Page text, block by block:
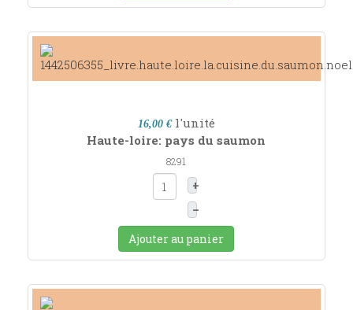
16,00 € l'unité
Haute-loire: pays du saumon
8291
+
–
Ajouter au panier